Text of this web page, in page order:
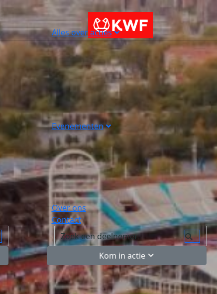
Alles over acties
Evenementen
Over ons
Contact
Kom in actie